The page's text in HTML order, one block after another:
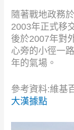
隨著戰地政務
2003年正式移
後於2007年對
心旁的小徑一
年的氣場。
參考資料:維基
大漢據點